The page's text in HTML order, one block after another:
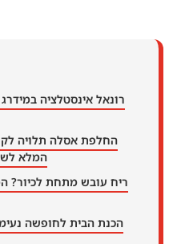
רונאל אינסטלציה
החלפת אסלה תלויה
המלא
ריח עובש מתחת לכיור?
הכנת הבית לחופשה